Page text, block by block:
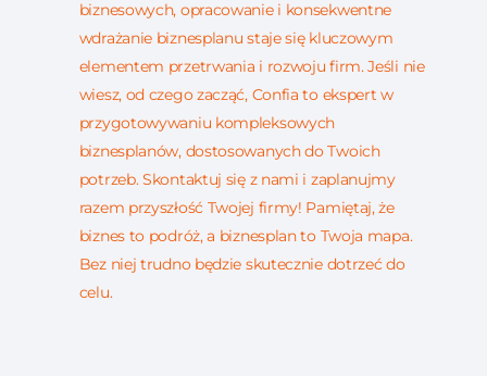
biznesowych, opracowanie i konsekwentne
wdrażanie biznesplanu staje się kluczowym
elementem przetrwania i rozwoju firm. Jeśli nie
wiesz, od czego zacząć, Confia to ekspert w
przygotowywaniu kompleksowych
biznesplanów, dostosowanych do Twoich
potrzeb. Skontaktuj się z nami i zaplanujmy
razem przyszłość Twojej firmy! Pamiętaj, że
biznes to podróż, a biznesplan to Twoja mapa.
Bez niej trudno będzie skutecznie dotrzeć do
celu.